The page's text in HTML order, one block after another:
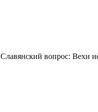
Славянский вопрос: Вехи